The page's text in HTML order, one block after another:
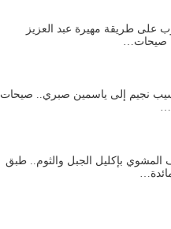
على طريقة مهيرة عبد العزيز
صيحات…
نجيم إلى ياسمين صبري.. صيحات
المشوي بإكليل الجبل والثوم.. طبق